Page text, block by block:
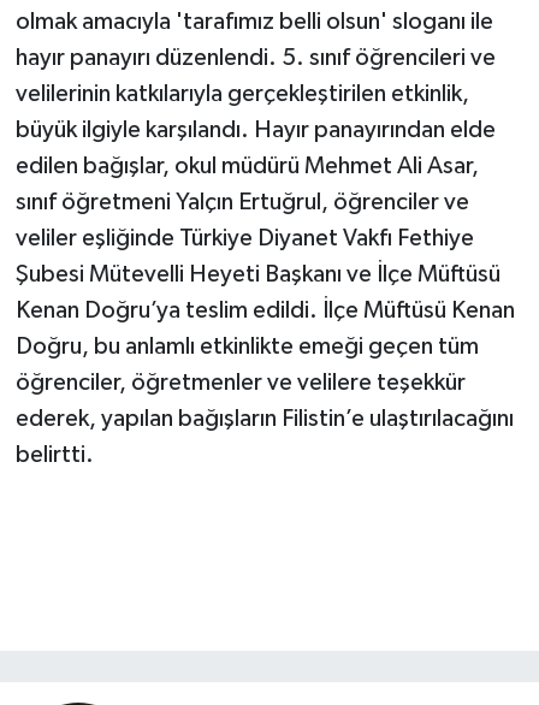
olmak amacıyla 'tarafımız belli olsun' sloganı ile
hayır panayırı düzenlendi. 5. sınıf öğrencileri ve
velilerinin katkılarıyla gerçekleştirilen etkinlik,
büyük ilgiyle karşılandı. Hayır panayırından elde
edilen bağışlar, okul müdürü Mehmet Ali Asar,
sınıf öğretmeni Yalçın Ertuğrul, öğrenciler ve
veliler eşliğinde Türkiye Diyanet Vakfı Fethiye
Şubesi Mütevelli Heyeti Başkanı ve İlçe Müftüsü
Kenan Doğru’ya teslim edildi. İlçe Müftüsü Kenan
Doğru, bu anlamlı etkinlikte emeği geçen tüm
öğrenciler, öğretmenler ve velilere teşekkür
ederek, yapılan bağışların Filistin’e ulaştırılacağını
belirtti.